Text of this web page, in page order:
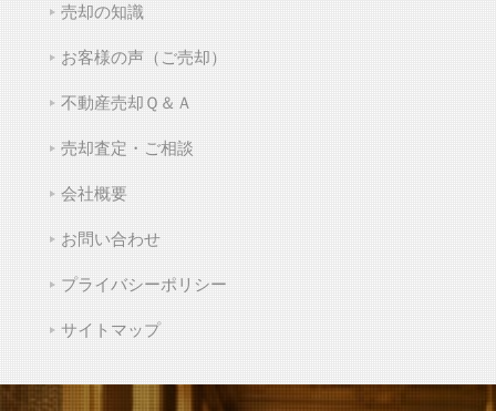
売却の知識
お客様の声（ご売却）
不動産売却Ｑ＆Ａ
売却査定・ご相談
会社概要
お問い合わせ
プライバシーポリシー
サイトマップ